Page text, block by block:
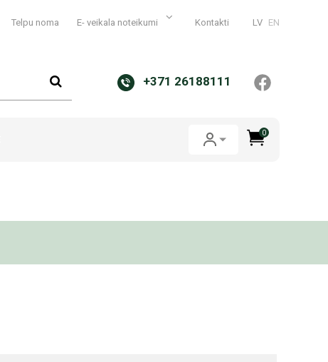
Telpu noma E- veikala noteikumi Kontakti LV EN
+371 26188111
0